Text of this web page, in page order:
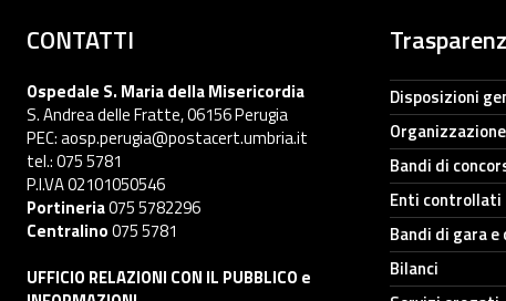
CONTATTI
Ospedale S. Maria della Misericordia
S. Andrea delle Fratte, 06156 Perugia
PEC: aosp.perugia@postacert.umbria.it
tel.: 075 5781
P.I.VA 02101050546
Portineria075 5782296
Centralino075 5781
UFFICIO RELAZIONI CON IL PUBBLICO e
Disposizioni
Organizzazione
Bandi di
Enti controllati
Bandi di gara
Bilanci